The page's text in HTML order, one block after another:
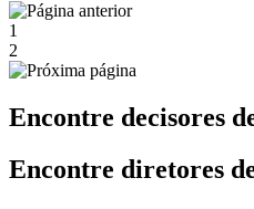
1
2
Encontre decisores
Encontre diretores